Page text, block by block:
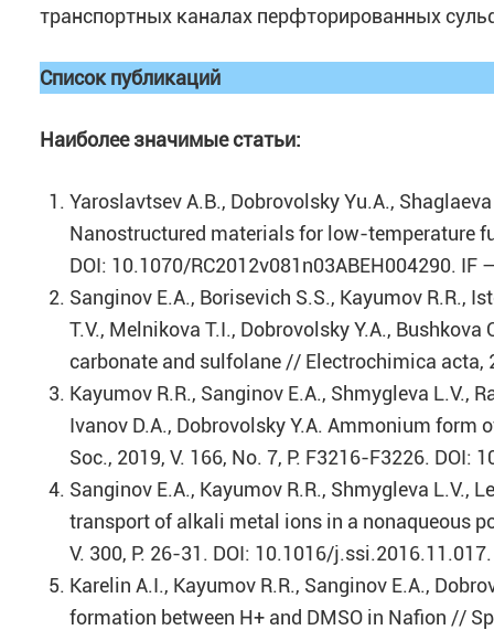
транспортных каналах перфторированных
Список публикаций
Наиболее значимые статьи:
Yaroslavtsev A.B., Dobrovolsky Yu.A.,
Nanostructured materials for low-temperature
DOI: 10.1070/RC2012v081n03ABEH004290. IF
Sanginov E.A., Borisevich S.S., Kayumov R.R.,
T.V., Melnikova T.I., Dobrovolsky Y.A.,
carbonate and sulfolane // Electrochimica
Kayumov R.R., Sanginov E.A., Shmygleva L.V.,
Ivanov D.A., Dobrovolsky Y.A. Ammonium
Soc., 2019, V. 166, No. 7, P. F3216-F3226.
Sanginov E.A., Kayumov R.R., Shmygleva L.V.,
transport of alkali metal ions in a nonaqueous
V. 300, P. 26-31. DOI: 10.1016/
Karelin A.I., Kayumov R.R., Sanginov E.A.,
formation between H+ and DMSO in Nafion //